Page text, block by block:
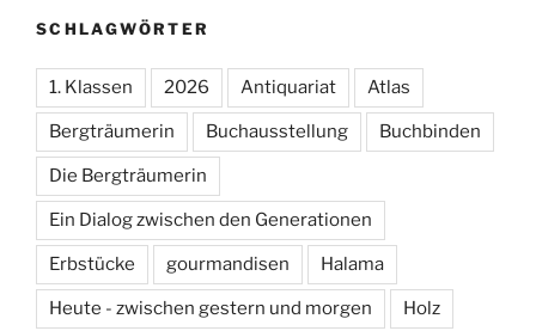
SCHLAGWÖRTER
1. Klassen 2026 Antiquariat Atlas
Bergträumerin Buchausstellung Buchbinden
Die Bergträumerin
Ein Dialog zwischen den Generationen
Erbstücke gourmandisen Halama
Heute - zwischen gestern und morgen Holz